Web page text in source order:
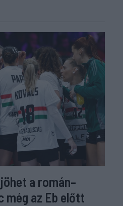
a román–
még az Eb előtt